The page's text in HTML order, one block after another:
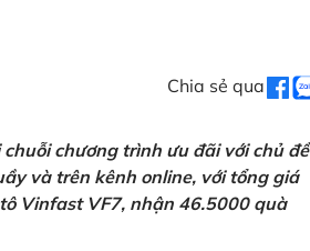
Chia sẻ qua
chương trình ưu đãi với chủ đề
và trên kênh online, với tổng giá
Vinfast VF7, nhận 46.5000 quà